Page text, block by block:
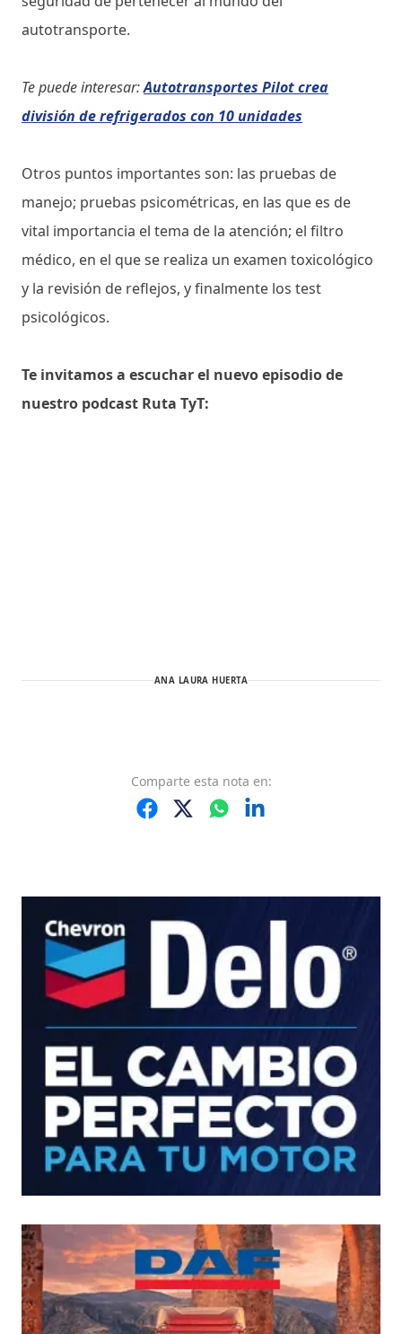
autotransporte.
Te puede interesar:Autotransportes Pilot crea
división de refrigerados con 10 unidades
Otros puntos importantes son: las pruebas de
manejo; pruebas psicométricas, en las que es de
vital importancia el tema de la atención; el filtro
médico, en el que se realiza un examen toxicológico
y la revisión de reflejos, y finalmente los test
psicológicos.
Te invitamos a escuchar el nuevo episodio de
nuestro podcast Ruta TyT:
ANA LAURA HUERTA
Comparte esta nota en: